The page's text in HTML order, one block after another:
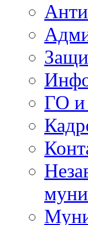
ГО и